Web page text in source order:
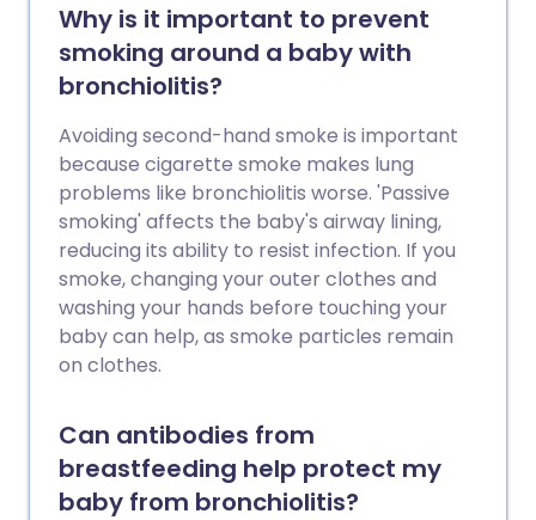
Why is it important to prevent
smoking around a baby with
bronchiolitis?
Avoiding second-hand smoke is important
because cigarette smoke makes lung
problems like bronchiolitis worse. 'Passive
smoking' affects the baby's airway lining,
reducing its ability to resist infection. If you
smoke, changing your outer clothes and
washing your hands before touching your
baby can help, as smoke particles remain
on clothes.
Can antibodies from
breastfeeding help protect my
baby from bronchiolitis?